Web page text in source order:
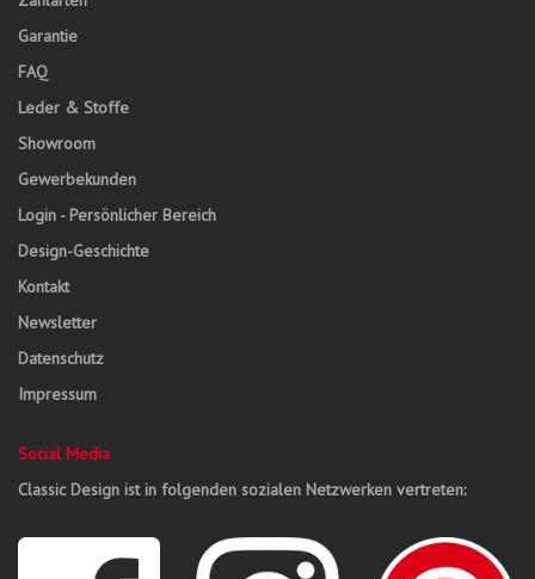
Garantie
FAQ
Leder & Stoffe
Showroom
Gewerbekunden
Login - Persönlicher Bereich
Design-Geschichte
Kontakt
Newsletter
Datenschutz
Impressum
Social Media
Classic Design ist in folgenden sozialen Netzwerken vertreten: